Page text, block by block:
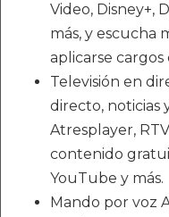
Video, Disney+,
más, y escucha
aplicarse cargos
Televisión en
directo, noticias
Atresplayer,
contenido
YouTube y más.
Mando por voz